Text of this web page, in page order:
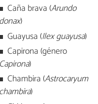
Caña brava (Arundo
donax)
Guayusa (Ilex guayusa)
Capirona (género
Capirona)
Chambira (Astrocaryum
chambira)